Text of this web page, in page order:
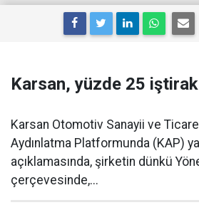
Karsan, yüzde 25
Karsan Otomotiv Sanayii ve
Aydınlatma Platformunda (KAP)
açıklamasında, şirketin dünkü
çerçevesinde,...